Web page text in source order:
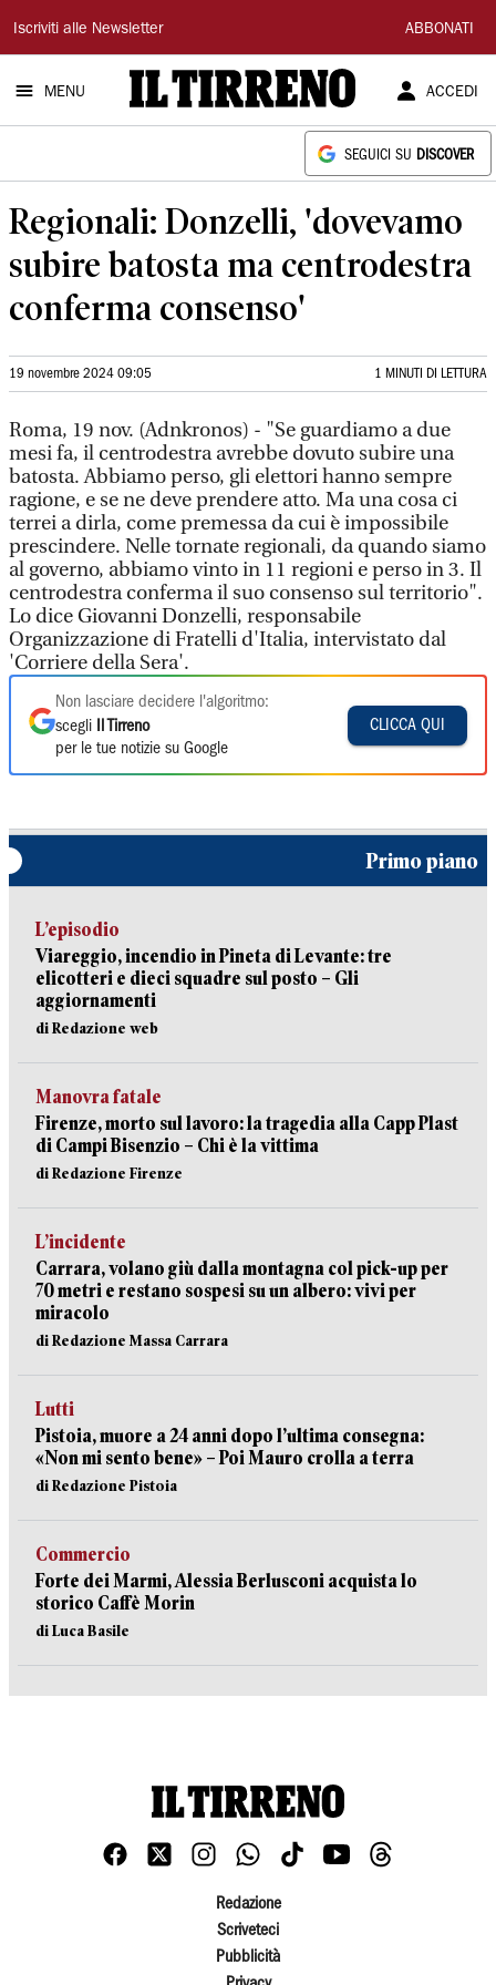
Il
Tirreno
Iscriviti alle Newsletter ABBONATI
MENU ACCEDI
SEGUICI SU DISCOVER
Regionali: Donzelli, 'dovevamo
subire batosta ma centrodestra
conferma consenso'
19 novembre 2024 09:05 1 MINUTI DI LETTURA
Roma, 19 nov. (Adnkronos) - "Se guardiamo a due
mesi fa, il centrodestra avrebbe dovuto subire una
batosta. Abbiamo perso, gli elettori hanno sempre
ragione, e se ne deve prendere atto. Ma una cosa ci
terrei a dirla, come premessa da cui è impossibile
prescindere. Nelle tornate regionali, da quando siamo
al governo, abbiamo vinto in 11 regioni e perso in 3. Il
centrodestra conferma il suo consenso sul territorio".
Lo dice Giovanni Donzelli, responsabile
Organizzazione di Fratelli d'Italia, intervistato dal
'Corriere della Sera'.
Non lasciare decidere l'algoritmo:
scegli
Il Tirreno
per le tue notizie su Google
CLICCA QUI
Primo piano
L’episodio
Viareggio, incendio in Pineta di Levante: tre
elicotteri e dieci squadre sul posto – Gli
aggiornamenti
di Redazione web
Manovra fatale
Firenze, morto sul lavoro: la tragedia alla Capp Plast
di Campi Bisenzio – Chi è la vittima
di Redazione Firenze
L’incidente
Carrara, volano giù dalla montagna col pick-up per
70 metri e restano sospesi su un albero: vivi per
miracolo
di Redazione Massa Carrara
Lutti
Pistoia, muore a 24 anni dopo l’ultima consegna:
«Non mi sento bene» – Poi Mauro crolla a terra
di Redazione Pistoia
Commercio
Forte dei Marmi, Alessia Berlusconi acquista lo
storico Caffè Morin
di Luca Basile
Redazione
Scriveteci
Pubblicità